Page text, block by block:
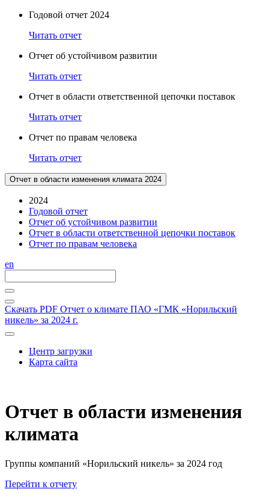
Годовой отчет 2024
Читать отчет
Отчет об устойчивом развитии
Читать отчет
Отчет в области ответственной цепочки поставок
Читать отчет
Отчет по правам человека
Читать отчет
Отчет в области изменения климата 2024
2024
Годовой отчет
Отчет об устойчивом развитии
Отчет в области ответственной цепочки поставок
Отчет по правам человека
en
Скачать PDF Отчет о климате ПАО «ГМК «Норильский
никель» за 2024 г.
Центр загрузки
Карта сайта
Отчет в области изменения
климата
Группы компаний «Норильский никель» за 2024 год
Перейти к отчету